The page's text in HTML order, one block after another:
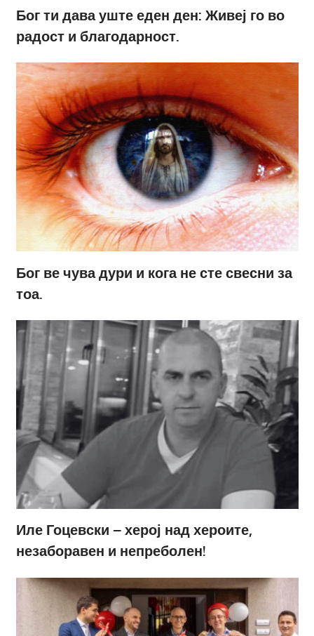
Бог ти дава уште еден ден: Живеј го во
радост и благодарност.
Бог ве чува дури и кога не сте свесни за
тоа.
Иле Гоцевски – херој над хероите,
незаборавен и непреболен!